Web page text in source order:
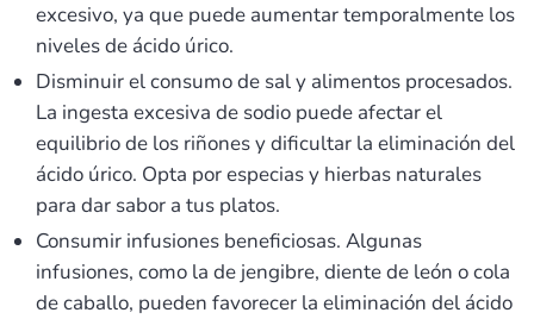
excesivo, ya que puede aumentar temporalmente los
niveles de ácido úrico.
Disminuir el consumo de sal y alimentos procesados.
La ingesta excesiva de sodio puede afectar el
equilibrio de los riñones y dificultar la eliminación del
ácido úrico. Opta por especias y hierbas naturales
para dar sabor a tus platos.
Consumir infusiones beneficiosas. Algunas
infusiones, como la de jengibre, diente de león o cola
de caballo, pueden favorecer la eliminación del ácido